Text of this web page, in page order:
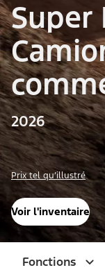
Super
2026
Prix tel qu’illustré
Voir l'inventaire
Fonctions